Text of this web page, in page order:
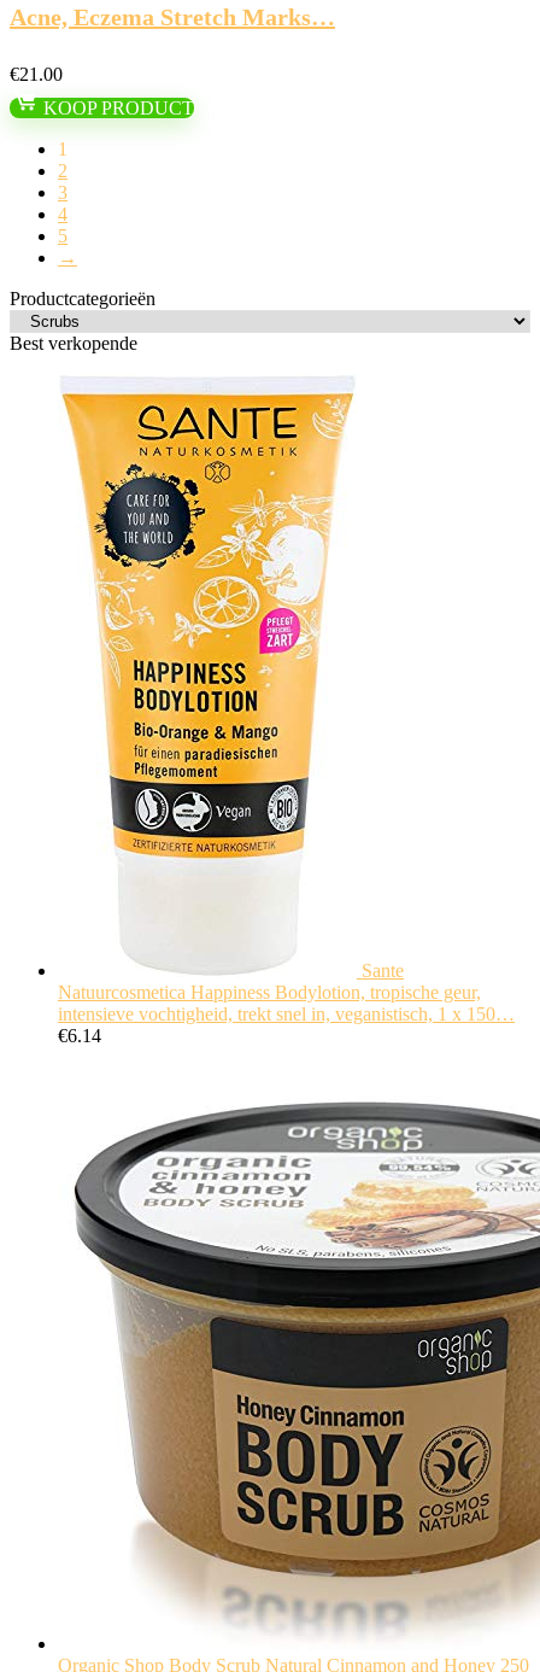
Acne, Eczema Stretch Marks…
€21.00
KOOP PRODUCT
1
2
3
4
5
→
Productcategorieën
Best verkopende
Sante
Natuurcosmetica Happiness Bodylotion, tropische geur,
intensieve vochtigheid, trekt snel in, veganistisch, 1 x 150…
€6.14
Organic Shop Body Scrub Natural Cinnamon and Honey 250